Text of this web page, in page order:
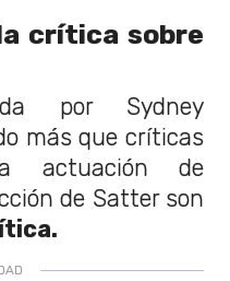
crítica sobre
por Sydney
más que críticas
actuación de
de Satter son